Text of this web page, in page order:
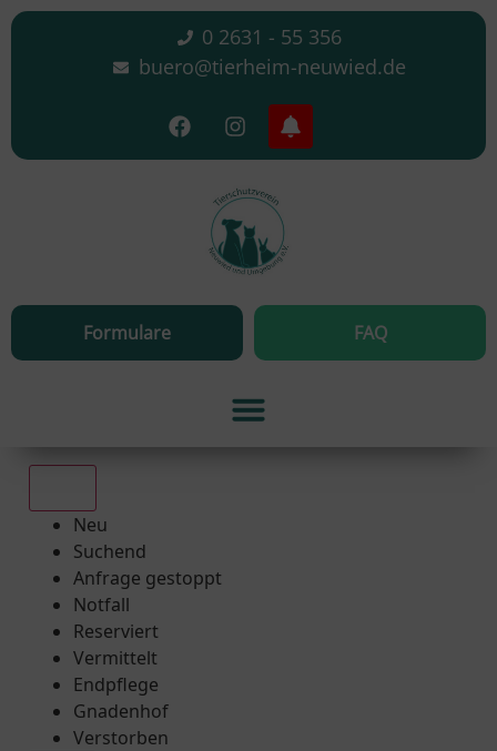
0 2631 - 55 356
buero@tierheim-neuwied.de
Formulare FAQ
Neu
Suchend
Anfrage gestoppt
Notfall
Reserviert
Vermittelt
Endpflege
Gnadenhof
Verstorben